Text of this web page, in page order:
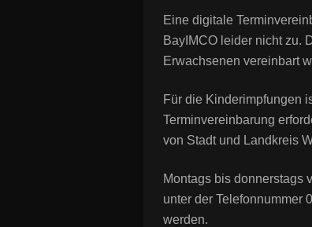
Eine digitale
BayIMCO leider nicht zu.
Erwachsenen vereinbart
Für die Kinderimpfungen
Terminvereinbarung
von Stadt und Landkreis
Montags bis donnerstags
unter der Telefonnummer
werden.